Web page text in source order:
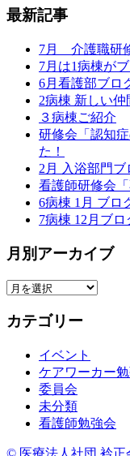
ー
最新記事
7月 介護職研
7月は1病棟が
6月看護部ブロ
2病棟 新しい
３病棟ご紹介
研修会「認知
た！
2月 入浴部門ブ
看護師研修会
6病棟 1月 ブロ
7病棟 12月ブロ
月別アーカイブ
月
ア
カテゴリー
イベント
ケアワーカー
委員会
未分類
看護師勉強会
© 医療法人社団 衿正